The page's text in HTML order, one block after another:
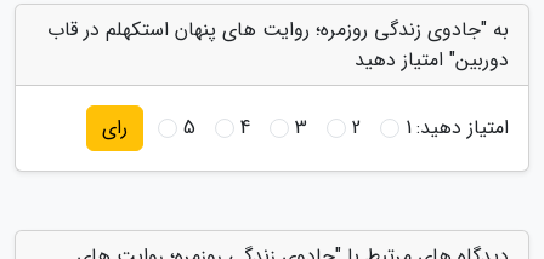
به "جادوی زندگی روزمره؛ روایت های پنهان استکهلم در قاب
دوربین" امتیاز دهید
امتیاز دهید:1
2
3
4
5 رای